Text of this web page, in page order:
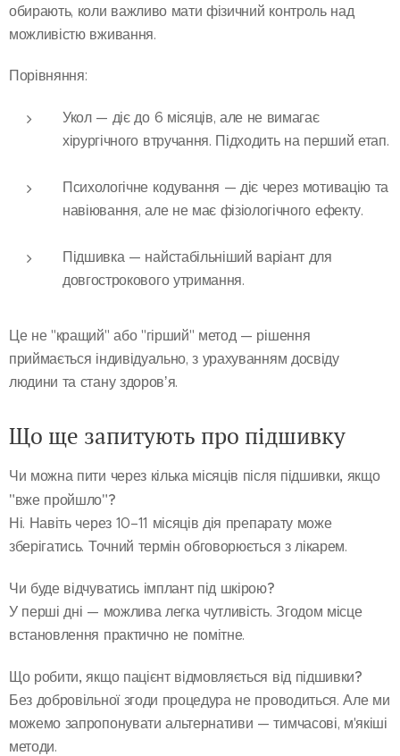
обирають, коли важливо матифізичний контрольнад
можливістю вживання.
Порівняння:
Укол— діє до 6 місяців, але не вимагає
хірургічного втручання. Підходить на перший етап.
Психологічне кодування — діє через мотивацію та
навіювання, але не має фізіологічного ефекту.
Підшивка — найстабільніший варіант для
довгострокового утримання.
Це не "кращий" або "гірший" метод — рішення
приймається індивідуально, з урахуванням досвіду
людини та стану здоровʼя.
Що ще запитують про підшивку
Чи можна пити через кілька місяців після підшивки, якщо
"вже пройшло"?
Ні. Навіть через 10–11 місяців дія препарату може
зберігатись. Точний термін обговорюється з лікарем.
Чи буде відчуватись імплант під шкірою?
У перші дні — можлива легка чутливість. Згодом місце
встановлення практично не помітне.
Що робити, якщо пацієнт відмовляється від підшивки?
Без добровільної згоди процедура не проводиться. Але ми
можемо запропонувати альтернативи — тимчасові, м'якіші
методи.